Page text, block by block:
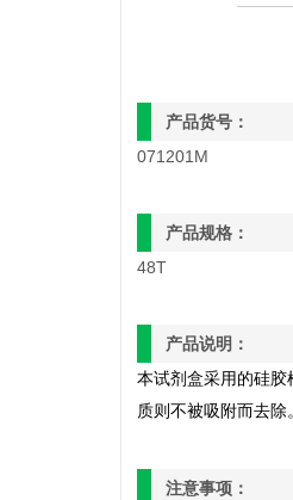
产品货号：
071201M
产品规格：
48T
产品说明：
本试剂盒采用的硅
质则不被吸附而去除
注意事项：